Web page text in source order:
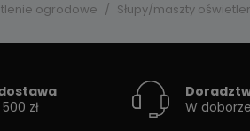
ogrodowe Słupy/maszty
zł
W